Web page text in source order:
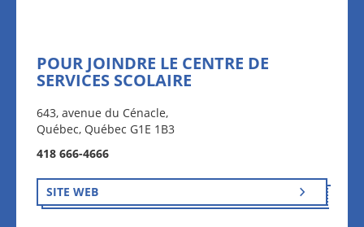
POUR JOINDRE LE CENTRE DE
SERVICES SCOLAIRE
643, avenue du Cénacle,
Québec, Québec G1E 1B3
418 666-4666
SITE WEB